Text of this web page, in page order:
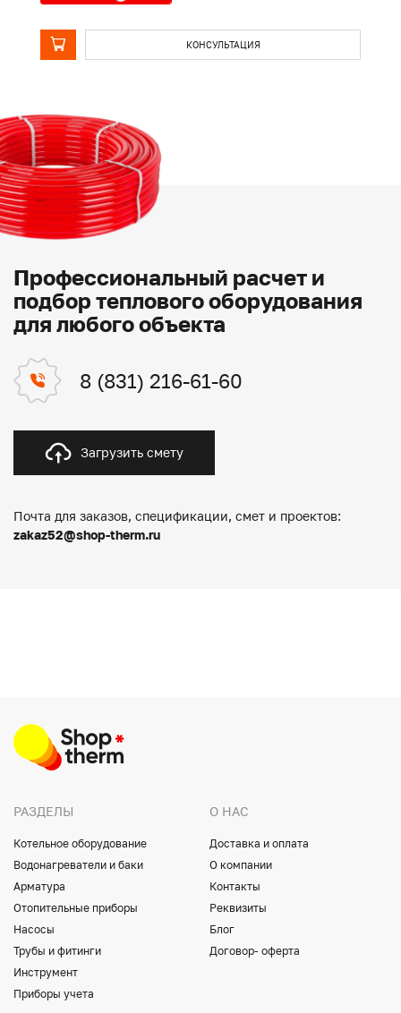
КОНСУЛЬТАЦИЯ
Профессиональный расчет и
подбор теплового оборудования
для любого объекта
8 (831) 216-61-60
Загрузить смету
Почта для заказов, спецификации, смет и проектов:
zakaz52@shop-therm.ru
РАЗДЕЛЫ
Котельное оборудование
Водонагреватели и баки
Арматура
Отопительные приборы
Насосы
Трубы и фитинги
Инструмент
Приборы учета
О НАС
Доставка и оплата
О компании
Контакты
Реквизиты
Блог
Договор- оферта